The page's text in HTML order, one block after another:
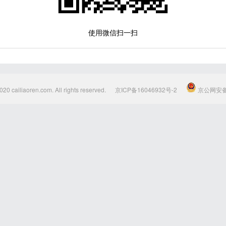
使用微信扫一扫
cailiaoren.com. All rights reserved. 京ICP备16046932号-2 京公网安